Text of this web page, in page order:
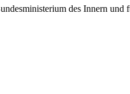
des Innern und